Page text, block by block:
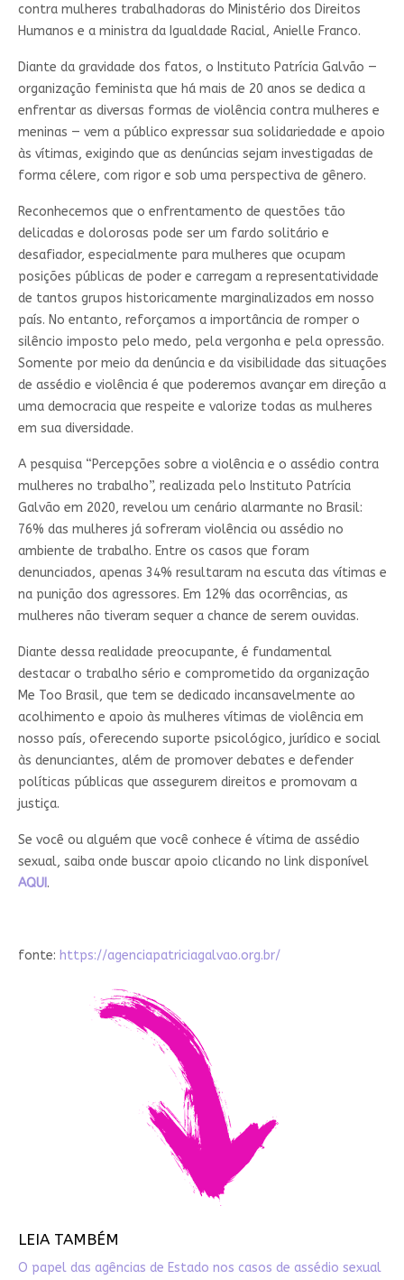
contra mulheres trabalhadoras do Ministério dos Direitos
Humanos e a ministra da Igualdade Racial, Anielle Franco.
Diante da gravidade dos fatos, o Instituto Patrícia Galvão —
organização feminista que há mais de 20 anos se dedica a
enfrentar as diversas formas de violência contra mulheres e
meninas — vem a público expressar sua solidariedade e apoio
às vítimas, exigindo que as denúncias sejam investigadas de
forma célere, com rigor e sob uma perspectiva de gênero.
Reconhecemos que o enfrentamento de questões tão
delicadas e dolorosas pode ser um fardo solitário e
desafiador, especialmente para mulheres que ocupam
posições públicas de poder e carregam a representatividade
de tantos grupos historicamente marginalizados em nosso
país. No entanto, reforçamos a importância de romper o
silêncio imposto pelo medo, pela vergonha e pela opressão.
Somente por meio da denúncia e da visibilidade das situações
de assédio e violência é que poderemos avançar em direção a
uma democracia que respeite e valorize todas as mulheres
em sua diversidade.
A pesquisa “Percepções sobre a violência e o assédio contra
mulheres no trabalho”, realizada pelo Instituto Patrícia
Galvão em 2020, revelou um cenário alarmante no Brasil:
76% das mulheres já sofreram violência ou assédio no
ambiente de trabalho. Entre os casos que foram
denunciados, apenas 34% resultaram na escuta das vítimas e
na punição dos agressores. Em 12% das ocorrências, as
mulheres não tiveram sequer a chance de serem ouvidas.
Diante dessa realidade preocupante, é fundamental
destacar o trabalho sério e comprometido da organização
Me Too Brasil, que tem se dedicado incansavelmente ao
acolhimento e apoio às mulheres vítimas de violência em
nosso país, oferecendo suporte psicológico, jurídico e social
às denunciantes, além de promover debates e defender
políticas públicas que assegurem direitos e promovam a
justiça.
Se você ou alguém que você conhece é vítima de assédio
sexual, saiba onde buscar apoio clicando no link disponível
AQUI .
fonte: https://agenciapatriciagalvao.org.br/
LEIA TAMBÉM
O papel das agências de Estado nos casos de assédio sexual